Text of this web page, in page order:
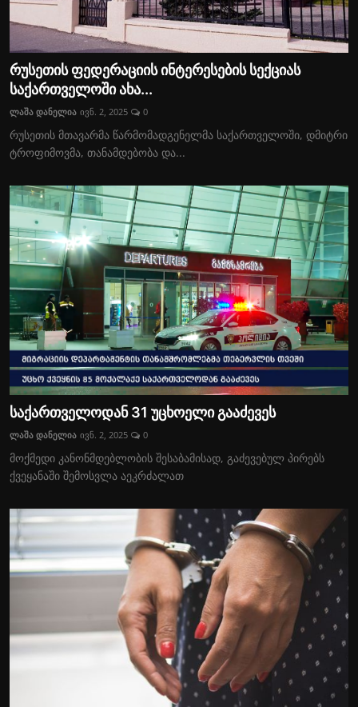
რუსეთის ფედერაციის ინტერესების სექციას
საქართველოში ახა...
ლაშა დანელია ივნ. 2, 2025 0
რუსეთის მთავარმა წარმომადგენელმა საქართველოში, დმიტრი
ტროფიმოვმა, თანამდებობა და...
საქართველოდან 31 უცხოელი გააძევეს
ლაშა დანელია ივნ. 2, 2025 0
მოქმედი კანონმდებლობის შესაბამისად, გაძევებულ პირებს
ქვეყანაში შემოსვლა აეკრძალათ